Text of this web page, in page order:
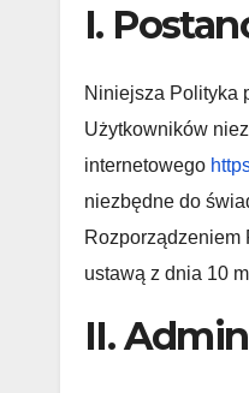
I.
Niniejsza Polityka
Użytkowników
internetowego
niezbędne do
Rozporządzeniem
ustawą z dnia 10
II.